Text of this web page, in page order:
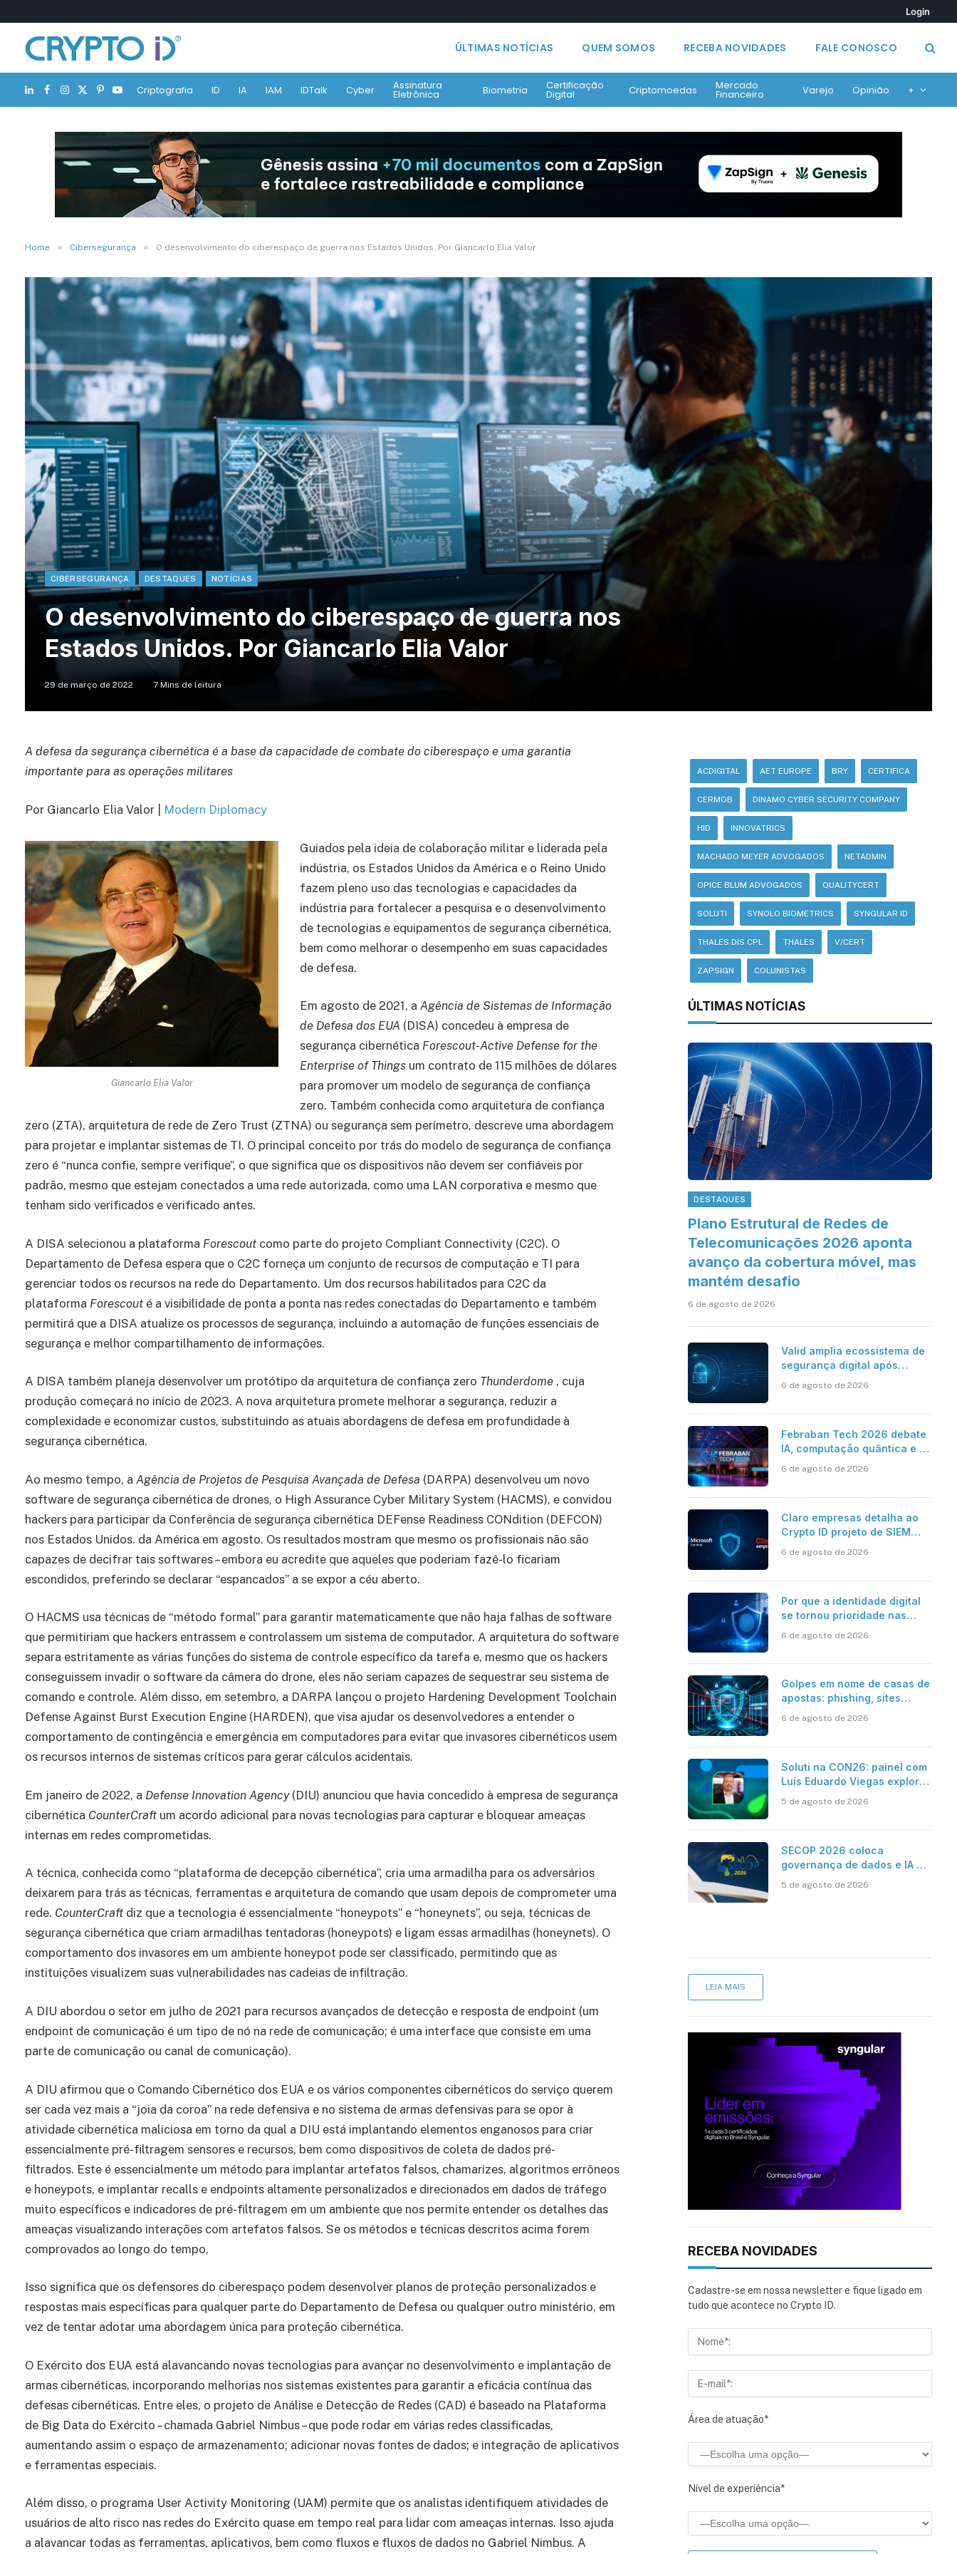
Login
ÚLTIMAS NOTÍCIAS QUEM SOMOS RECEBA NOVIDADES FALE CONOSCO
LinkedIn
Facebook
Instagram
X
(Twitter)
Pinterest
YouTubeCriptografia ID IA IAM IDTalk Cyber Assinatura
Eletrônica Biometria Certificação
Digital Criptomoedas Mercado
Financeiro Varejo Opinião +
Home » Cibersegurança » O desenvolvimento do ciberespaço de guerra nos Estados Unidos. Por Giancarlo Elia Valor
CIBERSEGURANÇA DESTAQUES NOTÍCIAS
O desenvolvimento do ciberespaço de guerra nos
Estados Unidos. Por Giancarlo Elia Valor
29 de março de 2022 7 Mins de leitura
A defesa da segurança cibernética é a base da capacidade de combate do ciberespaço e uma garantia
importante para as operações militares
Por Giancarlo Elia Valor | Modern Diplomacy
Giancarlo Elia Valor
Guiados pela ideia de colaboração militar e liderada pela
indústria, os Estados Unidos da América e o Reino Unido
fazem pleno uso das tecnologias e capacidades da
indústria para fortalecer a pesquisa e o desenvolvimento
de tecnologias e equipamentos de segurança cibernética,
bem como melhorar o desempenho em suas capacidades
de defesa.
Em agosto de 2021, a Agência de Sistemas de Informação
de Defesa dos EUA (DISA) concedeu à empresa de
segurança cibernética Forescout-Active Defense for the
Enterprise of Things um contrato de 115 milhões de dólares
para promover um modelo de segurança de confiança
zero. Também conhecida como arquitetura de confiança
zero (ZTA), arquitetura de rede de Zero Trust (ZTNA) ou segurança sem perímetro, descreve uma abordagem
para projetar e implantar sistemas de TI. O principal conceito por trás do modelo de segurança de confiança
zero é “nunca confie, sempre verifique”, o que significa que os dispositivos não devem ser confiáveis ​​por
padrão, mesmo que estejam conectados a uma rede autorizada, como uma LAN corporativa e mesmo que
tenham sido verificados e verificado antes.
A DISA selecionou a plataforma Forescout como parte do projeto Compliant Connectivity (C2C). O
Departamento de Defesa espera que o C2C forneça um conjunto de recursos de computação e TI para
gerenciar todos os recursos na rede do Departamento. Um dos recursos habilitados para C2C da
plataforma Forescout é a visibilidade de ponta a ponta nas redes conectadas do Departamento e também
permitirá que a DISA atualize os processos de segurança, incluindo a automação de funções essenciais de
segurança e melhor compartilhamento de informações.
A DISA também planeja desenvolver um protótipo da arquitetura de confiança zero Thunderdome , cuja
produção começará no início de 2023. A nova arquitetura promete melhorar a segurança, reduzir a
complexidade e economizar custos, substituindo as atuais abordagens de defesa em profundidade à
segurança cibernética.
Ao mesmo tempo, a Agência de Projetos de Pesquisa Avançada de Defesa (DARPA) desenvolveu um novo
software de segurança cibernética de drones, o High Assurance Cyber ​​Military System (HACMS), e convidou
hackers para participar da Conferência de segurança cibernética DEFense Readiness CONdition (DEFCON)
nos Estados Unidos. da América em agosto. Os resultados mostram que mesmo os profissionais não são
capazes de decifrar tais softwares – embora eu acredite que aqueles que poderiam fazê-lo ficariam
escondidos, preferindo se declarar “espancados” a se expor a céu aberto.
O HACMS usa técnicas de “método formal” para garantir matematicamente que não haja falhas de software
que permitiriam que hackers entrassem e controlassem um sistema de computador. A arquitetura do software
separa estritamente as várias funções do sistema de controle específico da tarefa e, mesmo que os hackers
conseguissem invadir o software da câmera do drone, eles não seriam capazes de sequestrar seu sistema de
comando e controle. Além disso, em setembro, a DARPA lançou o projeto Hardening Development Toolchain
Defense Against Burst Execution Engine (HARDEN), que visa ajudar os desenvolvedores a entender o
comportamento de contingência e emergência em computadores para evitar que invasores cibernéticos usem
os recursos internos de sistemas críticos para gerar cálculos acidentais.
Em janeiro de 2022, a Defense Innovation Agency(DIU) anunciou que havia concedido à empresa de segurança
cibernética CounterCraft um acordo adicional para novas tecnologias para capturar e bloquear ameaças
internas em redes comprometidas.
A técnica, conhecida como “plataforma de decepção cibernética”, cria uma armadilha para os adversários
deixarem para trás as técnicas, ferramentas e arquitetura de comando que usam depois de comprometer uma
rede. CounterCraft diz que a tecnologia é essencialmente “honeypots” e “honeynets”, ou seja, técnicas de
segurança cibernética que criam armadilhas tentadoras (honeypots) e ligam essas armadilhas (honeynets). O
comportamento dos invasores em um ambiente honeypot pode ser classificado, permitindo que as
instituições visualizem suas vulnerabilidades nas cadeias de infiltração.
A DIU abordou o setor em julho de 2021 para recursos avançados de detecção e resposta de endpoint (um
endpoint de comunicação é um tipo de nó na rede de comunicação; é uma interface que consiste em uma
parte de comunicação ou canal de comunicação).
A DIU afirmou que o Comando Cibernético dos EUA e os vários componentes cibernéticos do serviço querem
ser cada vez mais a “joia da coroa” na rede defensiva e no sistema de armas defensivas para se opor à
atividade cibernética maliciosa em torno da qual a DIU está implantando elementos enganosos para criar
essencialmente pré-filtragem sensores e recursos, bem como dispositivos de coleta de dados pré-
filtrados. Este é essencialmente um método para implantar artefatos falsos, chamarizes, algoritmos errôneos
e honeypots, e implantar recalls e endpoints altamente personalizados e direcionados em dados de tráfego
muito específicos e indicadores de pré-filtragem em um ambiente que nos permite entender os detalhes das
ameaças visualizando interações com artefatos falsos. Se os métodos e técnicas descritos acima forem
comprovados ao longo do tempo,
Isso significa que os defensores do ciberespaço podem desenvolver planos de proteção personalizados e
respostas mais específicas para qualquer parte do Departamento de Defesa ou qualquer outro ministério, em
vez de tentar adotar uma abordagem única para proteção cibernética.
O Exército dos EUA está alavancando novas tecnologias para avançar no desenvolvimento e implantação de
armas cibernéticas, incorporando melhorias nos sistemas existentes para garantir a eficácia contínua das
defesas cibernéticas. Entre eles, o projeto de Análise e Detecção de Redes (CAD) é baseado na Plataforma
de Big Data do Exército – chamada Gabriel Nimbus – que pode rodar em várias redes classificadas,
aumentando assim o espaço de armazenamento; adicionar novas fontes de dados; e integração de aplicativos
e ferramentas especiais.
Além disso, o programa User Activity Monitoring (UAM) permite que os analistas identifiquem atividades de
usuários de alto risco nas redes do Exército quase em tempo real para lidar com ameaças internas. Isso ajuda
a alavancar todas as ferramentas, aplicativos, bem como fluxos e fluxos de dados no Gabriel Nimbus. A
ACDIGITAL AET EUROPE BRY CERTIFICA
CERMOB DINAMO CYBER SECURITY COMPANY
HID INNOVATRICS
MACHADO MEYER ADVOGADOS NETADMIN
OPICE BLUM ADVOGADOS QUALITYCERT
SOLUTI SYNOLO BIOMETRICS SYNGULAR ID
THALES DIS CPL THALES V/CERT
ZAPSIGN COLUNISTAS
ÚLTIMAS NOTÍCIAS
DESTAQUES
Plano Estrutural de Redes de
Telecomunicações 2026 aponta
avanço da cobertura móvel, mas
mantém desafio
6 de agosto de 2026
Valid amplia ecossistema de
segurança digital após
6 de agosto de 2026
Febraban Tech 2026 debate
IA, computação quântica e os
bancária
6 de agosto de 2026
Claro empresas detalha ao
Crypto ID projeto de SIEM
resposta automatizada
6 de agosto de 2026
Por que a identidade digital
se tornou prioridade nas
6 de agosto de 2026
Golpes em nome de casas de
apostas: phishing, sites
6 de agosto de 2026
Soluti na CON26: painel com
Luís Eduardo Viegas explora
eficiência da Contabilidade
5 de agosto de 2026
SECOP 2026 coloca
governança de dados e IA no
5 de agosto de 2026
LEIA MAIS
RECEBA NOVIDADES
Cadastre-se em nossa newsletter e fique ligado em
tudo que acontece no Crypto ID.
Área de atuação*
Nível de experiência*